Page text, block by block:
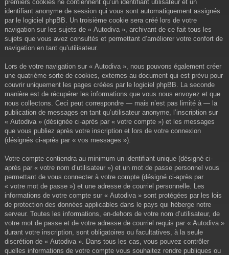
premiers cookies ne contiennent qu’un identifiant utilisateur et un
identifiant anonyme de session qui vous sont automatiquement assignés
par le logiciel phpBB. Un troisième cookie sera créé lors de votre
navigation sur les sujets de « Autodiva », archivant de ce fait tous les
sujets que vous avez consultés et permettant d’améliorer votre confort de
navigation en tant qu’utilisateur.
Lors de votre navigation sur « Autodiva », nous pouvons également créer
une quatrième sorte de cookies, externes au document qui est prévu pour
couvrir uniquement les pages créées par le logiciel phpBB. La seconde
manière est de récupérer les informations que vous nous envoyez et que
nous collectons. Ceci peut correspondre — mais n’est pas limité à — la
publication de messages en tant qu’utilisateur anonyme, l’inscription sur
« Autodiva » (désignée ci-après par « votre compte ») et les messages
que vous publiez après votre inscription et lors de votre connexion
(désignés ci-après par « vos messages »).
Votre compte contiendra au minimum un identifiant unique (désigné ci-
après par « votre nom d’utilisateur ») et un mot de passe personnel vous
permettant de vous connecter à votre compte (désigné ci-après par
« votre mot de passe ») et une adresse de courriel personnelle. Les
informations de votre compte sur « Autodiva » sont protégées par les lois
de protection des données applicables dans le pays qui héberge notre
serveur. Toutes les informations, en-dehors de votre nom d’utilisateur, de
votre mot de passe et de votre adresse de courriel requis par « Autodiva »
durant votre inscription, sont obligatoires ou facultatives, à la seule
discrétion de « Autodiva ». Dans tous les cas, vous pouvez contrôler
quelles informations de votre compte vous souhaitez rendre publiques ou